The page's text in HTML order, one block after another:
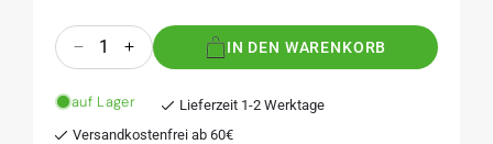
Anzahl
Verringere
Menge
für
Erhöhe
Menge
für
IN DEN WARENKORB
auf Lager
Lieferzeit 1-2 Werktage
Versandkostenfrei ab 60€